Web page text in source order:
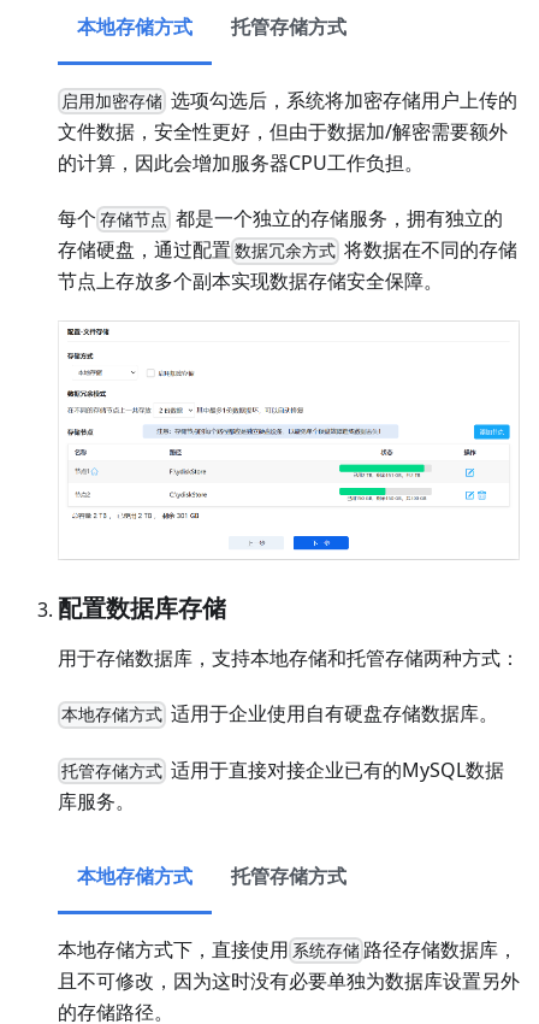
本地存储方式 托管存储方式
启用加密存储 选项勾选后，系统将加密存储用户上传的
文件数据，安全性更好，但由于数据加/解密需要额外
的计算，因此会增加服务器CPU工作负担。
每个 存储节点 都是一个独立的存储服务，拥有独立的
存储硬盘，通过配置 数据冗余方式 将数据在不同的存储
节点上存放多个副本实现数据存储安全保障。
配置数据库存储
用于存储数据库，支持本地存储和托管存储两种方式：
本地存储方式 适用于企业使用自有硬盘存储数据库。
托管存储方式 适用于直接对接企业已有的MySQL数据
库服务。
本地存储方式 托管存储方式
本地存储方式下，直接使用 系统存储 路径存储数据库，
且不可修改，因为这时没有必要单独为数据库设置另外
的存储路径。